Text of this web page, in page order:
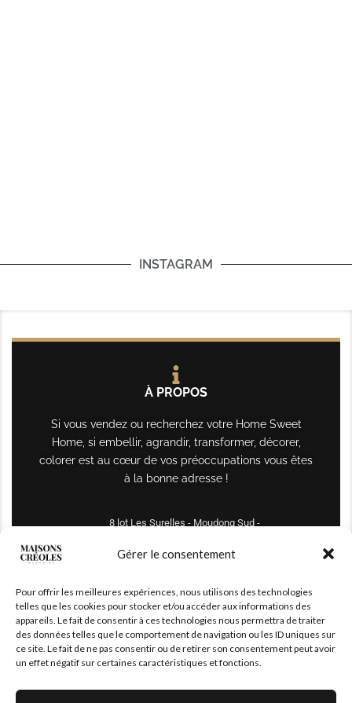
Gérer le consentement
Pour offrir les meilleures expériences, nous utilisons des technologies
telles que les cookies pour stocker et/ou accéder aux informations des
appareils. Le fait de consentir à ces technologies nous permettra de traiter
des données telles que le comportement de navigation ou les ID uniques sur
ce site. Le fait de ne pas consentir ou de retirer son consentement peut avoir
un effet négatif sur certaines caractéristiques et fonctions.
INSTAGRAM
À PROPOS
Si vous vendez ou recherchez votre Home Sweet
Home, si embellir, agrandir, transformer, décorer,
colorer est au cœur de vos préoccupations vous êtes
à la bonne adresse !
8 lot Les Surelles - Moudong Sud -
maisonscreoles.immo@gmail.com